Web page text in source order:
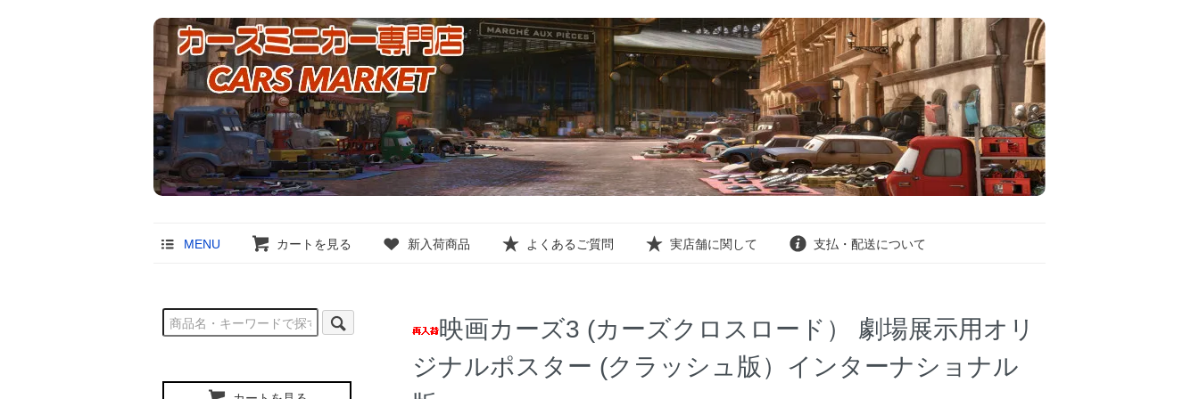
MENU カートを見る 新入荷商品 よくあるご質問 実店舗に関して 支払・配送について
映画カーズ3 (カーズクロスロード） 劇場展示用オリ
ジナルポスター (クラッシュ版）インターナショナル